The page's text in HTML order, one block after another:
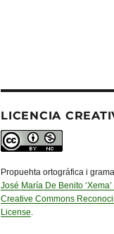
LICENCIA
Propuehta ortográfica i
José María De Benito
Creative Commons
License